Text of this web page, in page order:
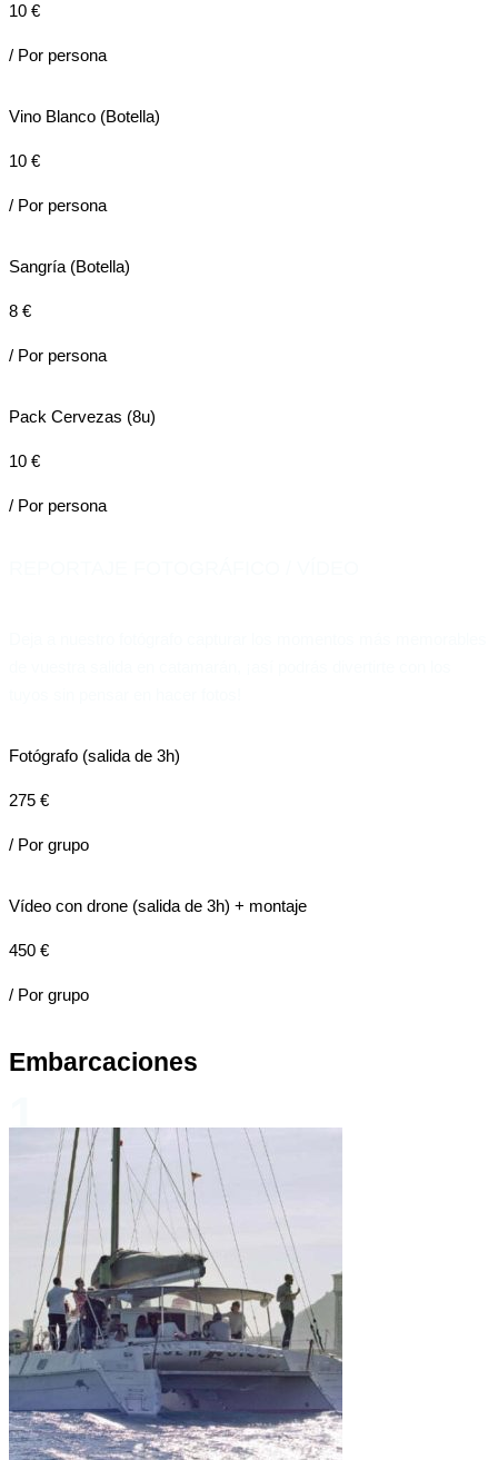
10 €
/ Por persona
Vino Blanco (Botella)
10 €
/ Por persona
Sangría (Botella)
8 €
/ Por persona
Pack Cervezas (8u)
10 €
/ Por persona
Fotógrafo (salida de 3h)
275 €
/ Por grupo
Vídeo con drone (salida de 3h) + montaje
450 €
/ Por grupo
Embarcaciones
1